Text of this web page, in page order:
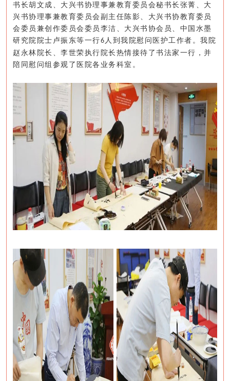
书长胡文成、 大兴书协理事兼教育委员会秘书长张菁
大
兴书协理事兼教育委员会副主任陈影 、大兴书协教育委员
会委员 兼创作委员会委员李洁 、大兴书协会员
中国水墨
研究院院士卢振东等一行6 人到我院慰问医护工作者。我院
赵永林院长、李世荣执行院长热情接待了书法家一行，并
陪同慰问组参观了医院各业务科室。